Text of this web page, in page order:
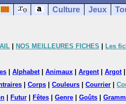
Culture Jeux
NOS MEILLEURES FICHES Les
Alphabet| Animaux Argent| Argot|
Corps Couleurs Courrier
Futur Fêtes Genre Goûts